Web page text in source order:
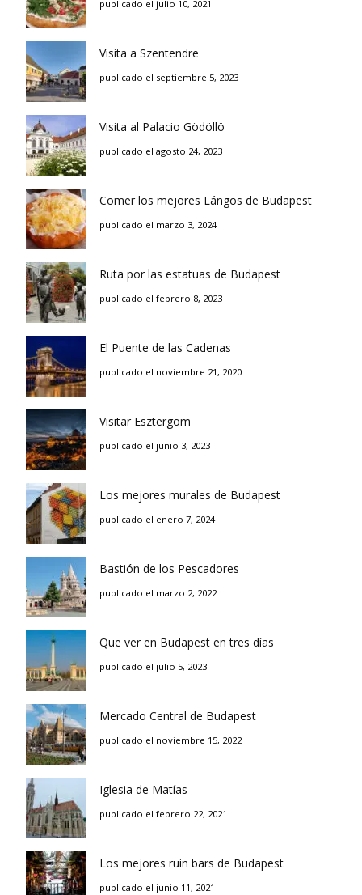
publicado el julio 10, 2021
Visita a Szentendre
publicado el septiembre 5, 2023
Visita al Palacio Gödöllö
publicado el agosto 24, 2023
Comer los mejores Lángos de Budapest
publicado el marzo 3, 2024
Ruta por las estatuas de Budapest
publicado el febrero 8, 2023
El Puente de las Cadenas
publicado el noviembre 21, 2020
Visitar Esztergom
publicado el junio 3, 2023
Los mejores murales de Budapest
publicado el enero 7, 2024
Bastión de los Pescadores
publicado el marzo 2, 2022
Que ver en Budapest en tres días
publicado el julio 5, 2023
Mercado Central de Budapest
publicado el noviembre 15, 2022
Iglesia de Matías
publicado el febrero 22, 2021
Los mejores ruin bars de Budapest
publicado el junio 11, 2021